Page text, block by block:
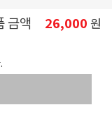
금액
26,000 원